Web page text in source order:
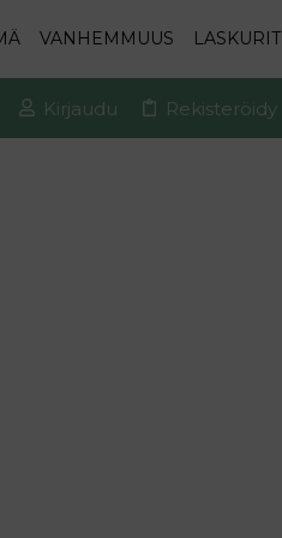
VANHEMMUUS LASKURIT
Kirjaudu Rekisteröidy